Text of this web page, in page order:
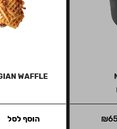
₪
WAFFLE
הוסף לסל